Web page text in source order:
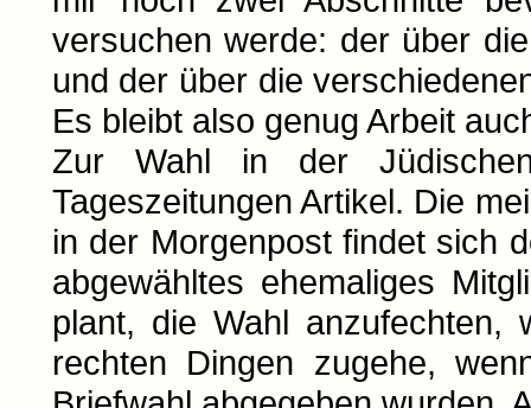
versuchen werde: der über
und der über die
Es bleibt also genug Arbeit
Zur Wahl in der
Tageszeitungen Artikel. Die
in der Morgenpost findet sich
abgewähltes ehemaliges
plant, die Wahl
rechten Dingen zugehe,